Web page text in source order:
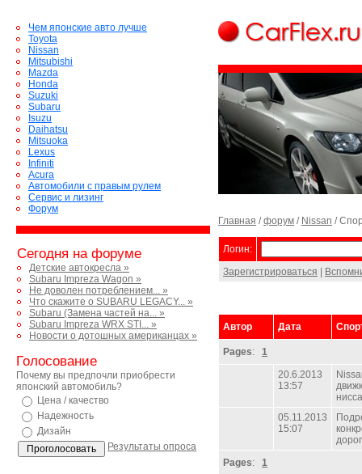
Чем японские авто лучше
Toyota
Nissan
Mitsubishi
Mazda
Honda
Suzuki
Subaru
Isuzu
Daihatsu
Mitsuoka
Lexus
Infiniti
Acura
Автомобили с правым рулем
Сервис и лизинг
Форум
Сегодня на форуме
Детские автокресла »
Subaru Impreza Wagon »
Не доволен потреблением... »
Что скажите о SUBARU LEGACY... »
Subaru (Замена частей на... »
Subaru Impreza WRX STI... »
Новости о дотошных американцах »
Голосование
Почему вы предпочли приобрести
японский автомобиль?
Цена / качество
Надежность
Дизайн
Результаты опроса
Главная /форум / Nissan /
Логин:
Зарегистрироваться
Автор Дата
Pages: 1
20.6.2013
13:57
05.11.2013
15:07
Pages: 1